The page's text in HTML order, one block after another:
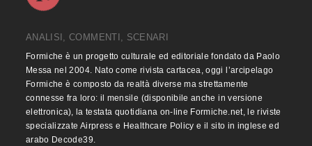
ANALISI, COMMENTI, SCENARI
Formiche è un progetto culturale ed editoriale fondato da Paolo
Messa nel 2004. Nato come rivista cartacea, oggi l’arcipelago
Formiche è composto da realtà diverse ma strettamente
connesse fra loro: il mensile (disponibile anche in versione
elettronica), la testata quotidiana on-line Formiche.net, le riviste
specializzate Airpress e Healthcare Policy e il sito in inglese ed
arabo Decode39.